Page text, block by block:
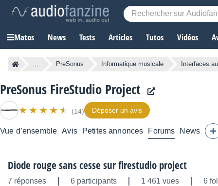
Matos News Tests Articles Tutos Vidéos
... PreSonus Informatique musicale Interfaces
PreSonus FireStudio Project
(14) Déposer un avis
Vue d’ensemble Avis Petites annonces Forums News
Diode rouge sans cesse sur firestudio project
7 réponses 6 participants 1 461 vues 6